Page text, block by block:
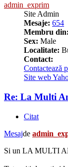
admin_exprim
Site Admin
Mesaje: 654
Membru din:
Sex: Male
Localitate:
Contact:
Contactează
Site web
Re: La Multi
Citat
Mesajde
Si un LA MULTI